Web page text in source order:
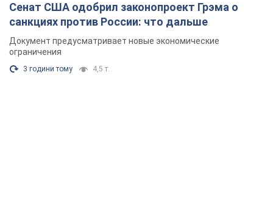
Сенат США одобрил законопроект Грэма о
санкциях против России: что дальше
Документ предусматривает новые экономические
ограничения
3 години тому 4,5 т.